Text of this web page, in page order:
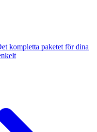
kompletta paketet för dina